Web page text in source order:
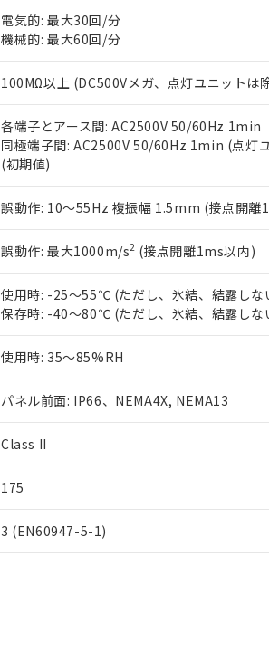
電気的: 最大30回/分
機械的: 最大60回/分
100MΩ以上 (DC500Vメガ、点灯ユニットは
各端子とアース間: AC2500V 50/60Hz 1min
同極端子間: AC2500V 50/60Hz 1min (点灯
(初期値)
誤動作: 10～55Hz 複振幅 1.5mm (接点開離
誤動作: 最大1000m/s2 (接点開離1ms以内)
使用時: -25～55℃ (ただし、氷結、結露しな
保存時: -40～80℃ (ただし、氷結、結露しな
使用時: 35～85%RH
パネル前面: IP66、NEMA4X, NEMA13
Class II
175
3 (EN60947-5-1)
EU RoHS指令（10物質）の非含有証明書
51物質の非含有証明書（当社基準）
※本証明書は発行日時点で非含有を証明
また、RoHS指令のフタル酸エステル類
混在することから備考欄に対応日を記載
既に当社にて対応品への在庫切替を完
り割愛しております。